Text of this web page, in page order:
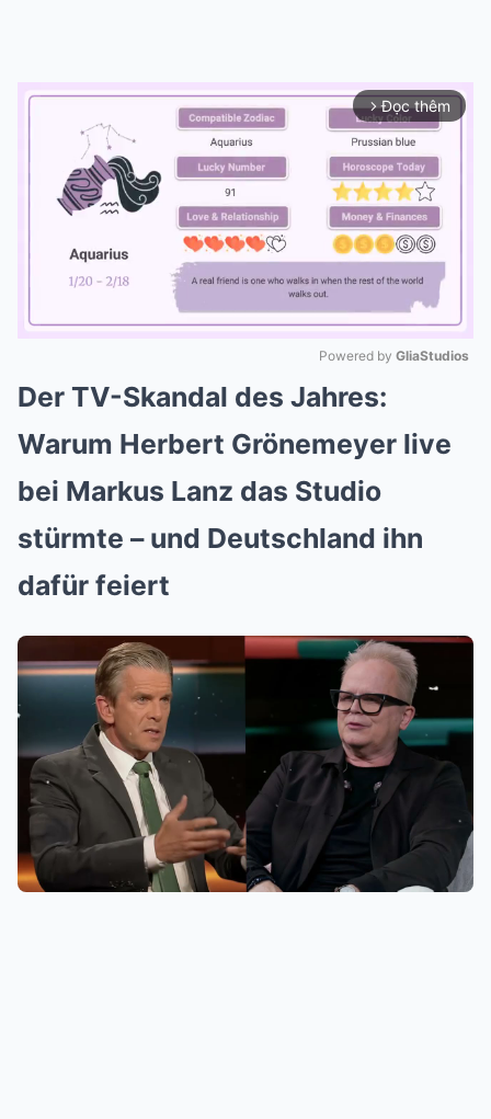
arrow_forward_ios Đọc thêm
Powered by GliaStudios
Der TV-Skandal des Jahres:
Warum Herbert Grönemeyer live
bei Markus Lanz das Studio
stürmte – und Deutschland ihn
dafür feiert